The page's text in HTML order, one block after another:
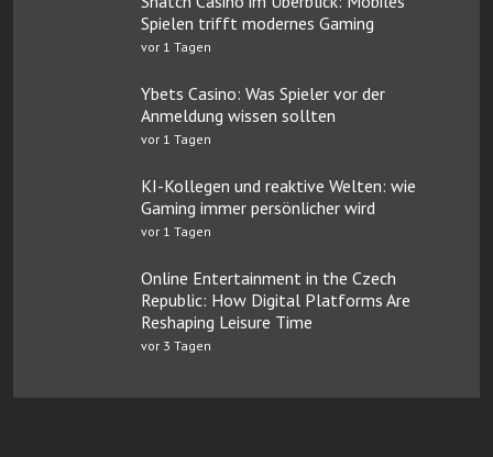
Spielen trifft modernes Gaming
vor 1 Tagen
Ybets Casino: Was Spieler vor der
Anmeldung wissen sollten
vor 1 Tagen
KI-Kollegen und reaktive Welten: wie
Gaming immer persönlicher wird
vor 1 Tagen
Online Entertainment in the Czech
Republic: How Digital Platforms Are
Reshaping Leisure Time
vor 3 Tagen